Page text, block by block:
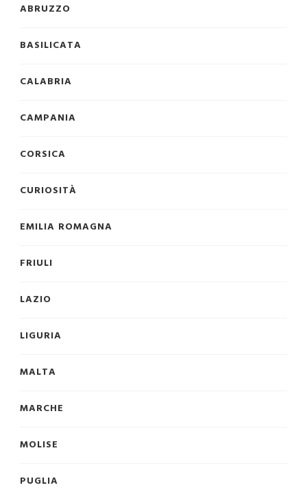
ABRUZZO
BASILICATA
CALABRIA
CAMPANIA
CORSICA
CURIOSITÀ
EMILIA ROMAGNA
FRIULI
LAZIO
LIGURIA
MALTA
MARCHE
MOLISE
PUGLIA